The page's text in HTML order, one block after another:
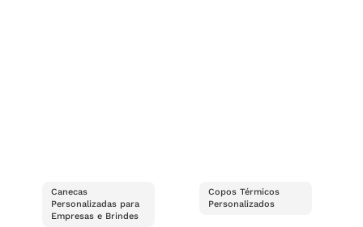
Canecas
Personalizadas para
Empresas e Brindes
Copos Térmicos
Personalizados